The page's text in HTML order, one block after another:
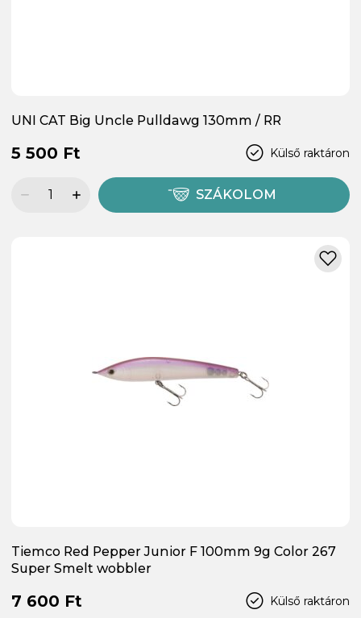
UNI CAT Big Uncle Pulldawg 130mm / RR
Külső raktáron
5 500 Ft
SZÁKOLOM
Tiemco Red Pepper Junior F 100mm 9g Color 267
Super Smelt wobbler
Külső raktáron
7 600 Ft